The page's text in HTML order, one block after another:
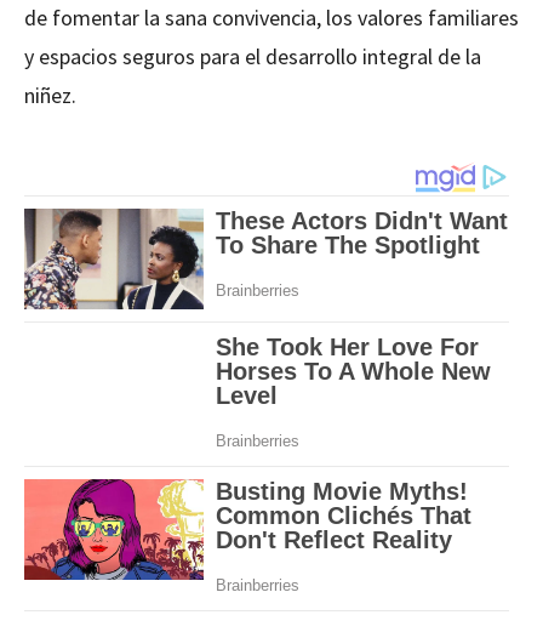
de fomentar la sana convivencia, los valores familiares
y espacios seguros para el desarrollo integral de la
niñez.